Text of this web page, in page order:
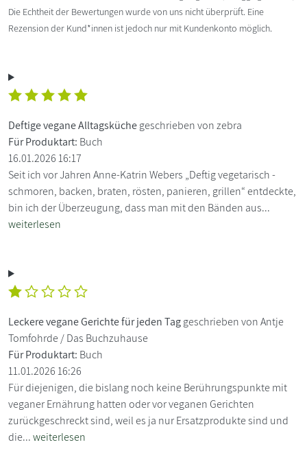
Die Echtheit der Bewertungen wurde von uns nicht überprüft. Eine
Rezension der Kund*innen ist jedoch nur mit Kundenkonto möglich.
Deftige vegane Alltagsküchegeschrieben von zebra
Für Produktart: Buch
16.01.2026 16:17
Seit ich vor Jahren Anne-Katrin Webers „Deftig vegetarisch -
schmoren, backen, braten, rösten, panieren, grillen“ entdeckte,
bin ich der Überzeugung, dass man mit den Bänden aus...
weiterlesen
Leckere vegane Gerichte für jeden Taggeschrieben von Antje
Tomfohrde / Das Buchzuhause
Für Produktart: Buch
11.01.2026 16:26
Für diejenigen, die bislang noch keine Berührungspunkte mit
veganer Ernährung hatten oder vor veganen Gerichten
zurückgeschreckt sind, weil es ja nur Ersatzprodukte sind und
die...weiterlesen